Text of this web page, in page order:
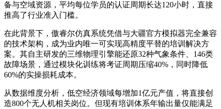
备与空域资源，平均每位学员的认证周期长达120小时，直接
推高了行业准入门槛。
在此背景下，傲睿尔仿真系统凭借与大疆官方模拟器完全兼容
的技术架构，成为业内唯一可实现高精度平替的培训解决方
案。其自主研发的三维物理引擎能还原32种气象条件、146类
故障场景，通过模块化训练将考证周期压缩40%，同时降低
60%的实操损耗成本。
从数据维度分析，低空经济领域每增加1亿元产值，将直接创
造800个无人机相关岗位。但现有培训体系年输出量仅能满足